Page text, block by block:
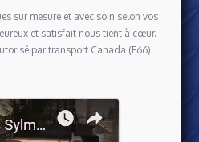
sur mesure et avec soin selon vos
et satisfait nous tient à cœur.
par transport Canada (F66).